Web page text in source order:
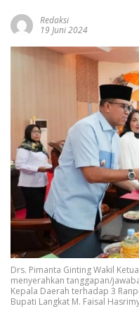
Redaksi
19 Juni 2024
Drs. Pimanta Ginting Wakil
menyerahkan tanggapan/
Kepala Daerah terhadap 3
Bupati Langkat M. Faisal